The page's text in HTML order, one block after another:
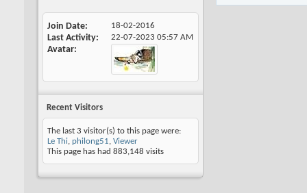
Join Date 18-02-2016
Last Activity 22-07-2023 05:57 AM
Avatar
Recent Visitors
The last 3 visitor(s) to this page were:
Le Thi, philong51, Viewer
This page has had 883,148 visits